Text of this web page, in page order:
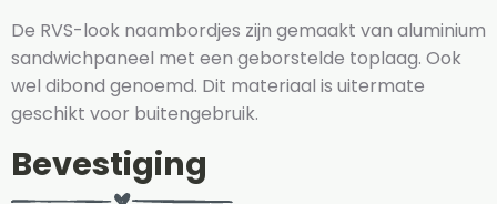
De RVS-look naambordjes zijn gemaakt van aluminium
sandwichpaneel met een geborstelde toplaag. Ook
wel dibond genoemd. Dit materiaal is uitermate
geschikt voor buitengebruik.
Bevestiging